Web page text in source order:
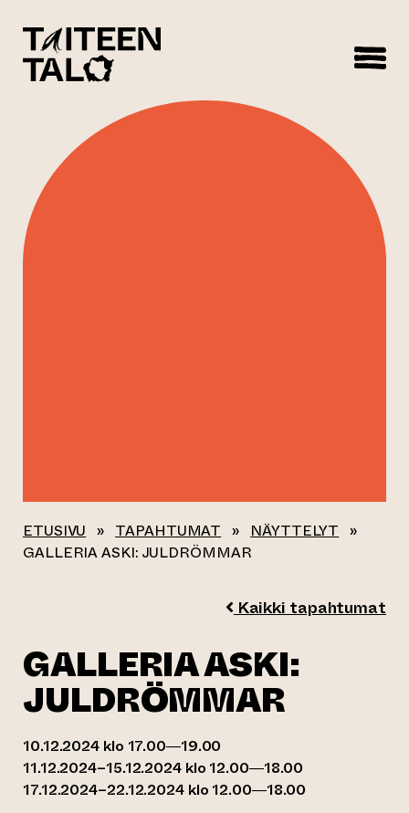
ETUSIVU » TAPAHTUMAT » NÄYTTELYT »
GALLERIA ASKI: JULDRÖMMAR
Kaikki tapahtumat
GALLERIA ASKI:
JULDRÖMMAR
10.12.2024 klo 17.00—19.00
11.12.2024–15.12.2024 klo 12.00—18.00
17.12.2024–22.12.2024 klo 12.00—18.00